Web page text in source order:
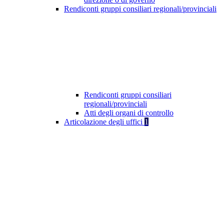
Rendiconti gruppi consiliari regionali/provinciali
Rendiconti gruppi consiliari
regionali/provinciali
Atti degli organi di controllo
Articolazione degli uffici 1